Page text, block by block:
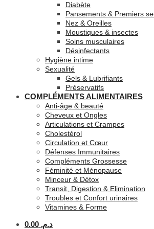
Diabète
Pansements & Premiers
Nez & Oreilles
Moustiques & insectes
Soins musculaires
Désinfectants
Hygiène intime
Sexualité
Gels & Lubrifiants
Préservatifs
COMPLÉMENTS ALIMENTAIRES
Anti-âge & beauté
Cheveux et Ongles
Articulations et Crampes
Cholestérol
Circulation et Cœur
Défenses Immunitaires
Compléments Grossesse
Féminité et Ménopause
Minceur & Détox
Transit, Digestion & Elimination
Troubles et Confort urinaires
Vitamines & Forme
د.م. 0.00